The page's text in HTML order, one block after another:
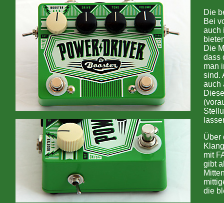
Die
Bei
auch
Die
dass
man
sind.
auch
Über
mit
gibt
die